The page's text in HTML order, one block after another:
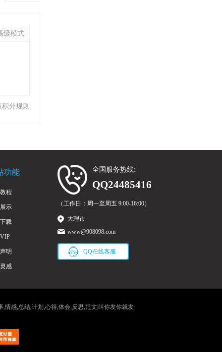
级模式
积分规则
功能
程
示
载
明
感
全国服务热线:
QQ24485416
（工作日：周一至周五 9:00-16:00）
大理市
www@908098.com
QQ在线客服
情感,总结,计划,心得,体会,反思,范文|叫你发你就发